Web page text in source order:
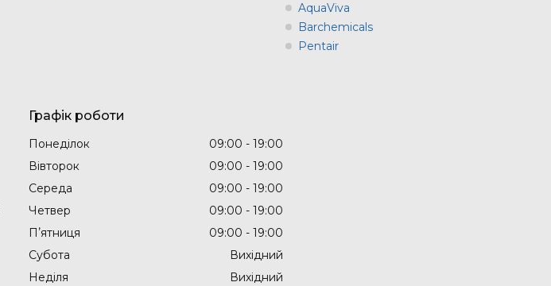
AquaViva
Barchemicals
Pentair
Графік роботи
Понеділок 09:00
19:00
Вівторок
09:00
19:00
Середа
09:00
19:00
Четвер
09:00
19:00
Пʼятниця
09:00
19:00
Субота
Вихідний
Неділя
Вихідний